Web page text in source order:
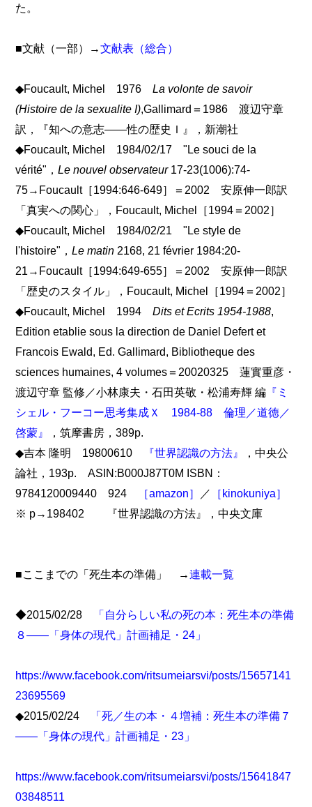
た。
■文献（一部）→文献表（総合）
◆Foucault, Michel 1976La volonte de savoir
(Histoire de la sexualite I),Gallimard＝1986 渡辺守章
訳，『知への意志――性の歴史Ｉ』，新潮社
◆Foucault, Michel 1984/02/17 "Le souci de la
vérité"，Le nouvel observateur17-23(1006):74-
75→Foucault［1994:646-649］＝2002 安原伸一郎訳
「真実への関心」，Foucault, Michel［1994＝2002］
◆Foucault, Michel 1984/02/21 "Le style de
l'histoire"，Le matin 2168, 21 février 1984:20-
21→Foucault［1994:649-655］＝2002 安原伸一郎訳
「歴史のスタイル」，Foucault, Michel［1994＝2002］
◆Foucault, Michel 1994Dits et Ecrits 1954-1988,
Edition etablie sous la direction de Daniel Defert et
Francois Ewald, Ed. Gallimard, Bibliotheque des
sciences humaines, 4 volumes＝20020325 蓮實重彦・
渡辺守章 監修／小林康夫・石田英敬・松浦寿輝 編 『ミ
シェル・フーコー思考集成Ｘ 1984-88 倫理／道徳／
啓蒙』
，筑摩書房，389p.
◆吉本 隆明 19800610
『世界認識の方法』
，中央公
論社，193p. ASIN:B000J87T0M ISBN：
9784120009440 924
［amazon］ ／
［kinokuniya］
※ p→198402 『世界認識の方法』，中央文庫
■ここまでの「死生本の準備」 →連載一覧
◆2015/02/28
「自分らしい私の死の本：死生本の準備
８――「身体の現代」計画補足・24」
https://www.facebook.com/ritsumeiarsvi/posts/15657141
23695569
◆2015/02/24
「死／生の本・４増補：死生本の準備７
――「身体の現代」計画補足・23」
https://www.facebook.com/ritsumeiarsvi/posts/15641847
03848511